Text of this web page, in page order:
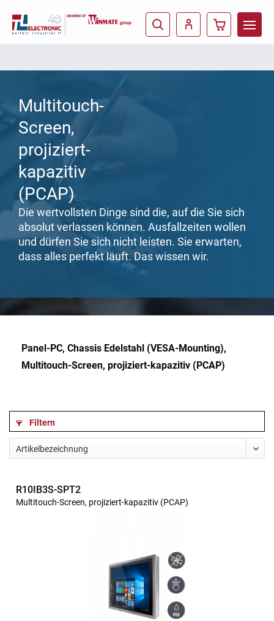
Multitouch-
Screen,
projiziert-
kapazitiv
(PCAP)
Die wertvollsten Dinge sind die, auf die Sie sich
absolut verlassen können. Ausfallzeiten wollen
und dürfen Sie sich nicht leisten. Sie erwarten,
dass alles perfekt läuft. Das wissen wir.
Panel-PC, Chassis Edelstahl (VESA-Mounting),
Multitouch-Screen, projiziert-kapazitiv (PCAP)
Filtern
R10IB3S-SPT2
Multitouch-Screen, projiziert-kapazitiv (PCAP)